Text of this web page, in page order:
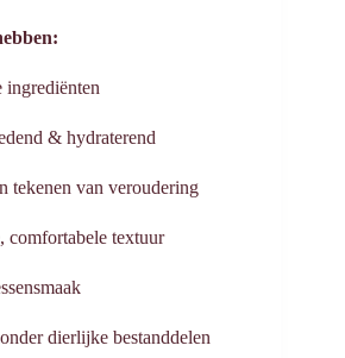
& hydraterend
tekenen van veroudering
comfortabele textuur
dierlijke bestanddelen